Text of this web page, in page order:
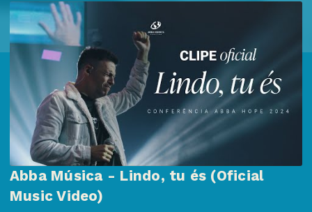
Abba Música - Lindo, tu és (Oficial
Music Video)